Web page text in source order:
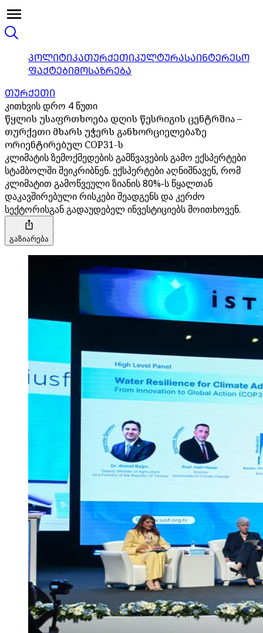
ᲞᲝᲚᲘᲢᲘᲙᲐᲗᲣᲠᲥᲔᲗᲘᲙᲣᲚᲢᲣᲠᲐᲡᲐᲘᲜᲢᲔᲠᲔᲡᲝ
ᲤᲐᲥᲢᲔᲑᲘᲛᲝᲡᲐᲖᲠᲔᲑᲐ
ᲗᲣᲠᲥᲔᲗᲘ
კითხვის დრო 4 წუთი
წყლის უსაფრთხოება დღის წესრიგის ცენტრშია –
თურქეთი მხარს უჭერს განხორციელებაზე
ორიენტირებულ COP31-ს
კლიმატის ზემოქმედების გამწვავების გამო ექსპერტები
სტამბოლში შეიკრიბნენ. ექსპერტები აღნიშნავენ, რომ
კლიმატით გამოწვეული ზიანის 80%-ს წყალთან
დაკავშირებული რისკები შეადგენს და კერძო
სექტორისგან გადაუდებელ ინვესტიციებს მოითხოვენ.
გაზიარება